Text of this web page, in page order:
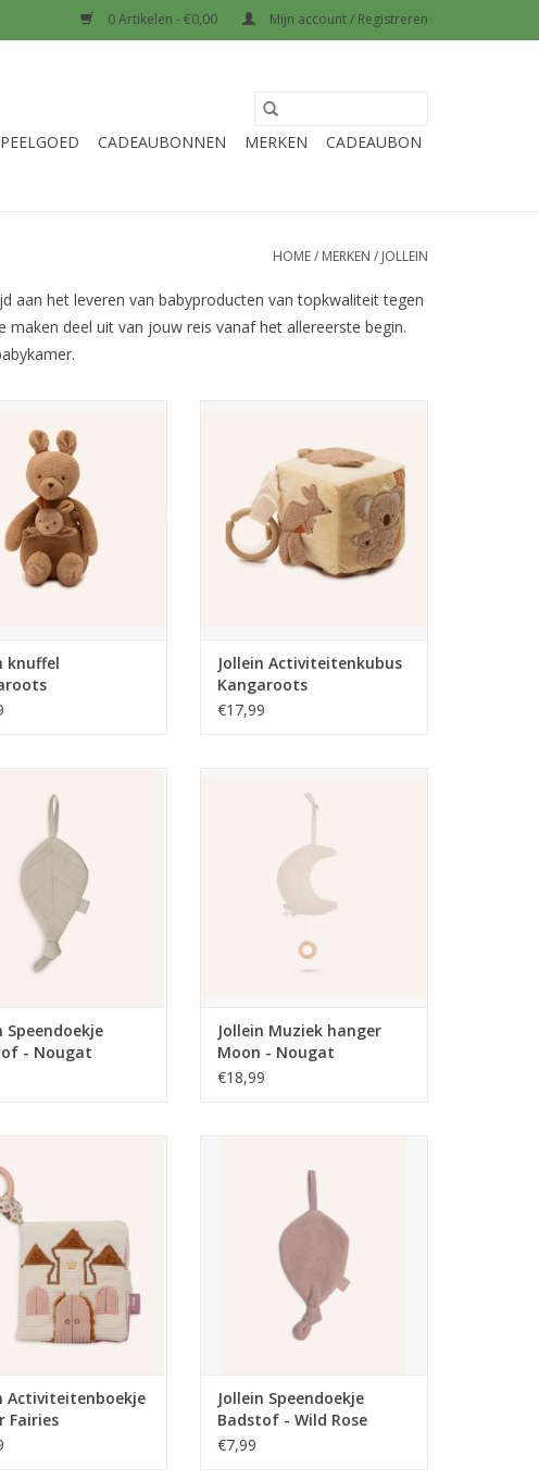
0 Artikelen - €0,00 Mijn account / Registreren
CADEAUBONNEN MERKEN CADEAUBON
HOME/ MERKEN / JOLLEIN
aan het leveren van babyproducten van topkwaliteit tegen
deel uit van jouw reis vanaf het allereerste begin.
AAN WINKELWAGEN
knuffel
TOEVOEGEN AAN WINKELWAGEN
Jollein Activiteitenkubus
Kangaroots
€17,99
Nougat
AAN WINKELWAGEN
Speendoekje
- Nougat
Nougat
Jollein Muziek hanger
Moon - Nougat
€18,99
AAN WINKELWAGEN
Activiteitenboekje
Fairies
Wild Rose
TOEVOEGEN AAN WINKELWAGEN
Jollein Speendoekje
Badstof - Wild Rose
€7,99